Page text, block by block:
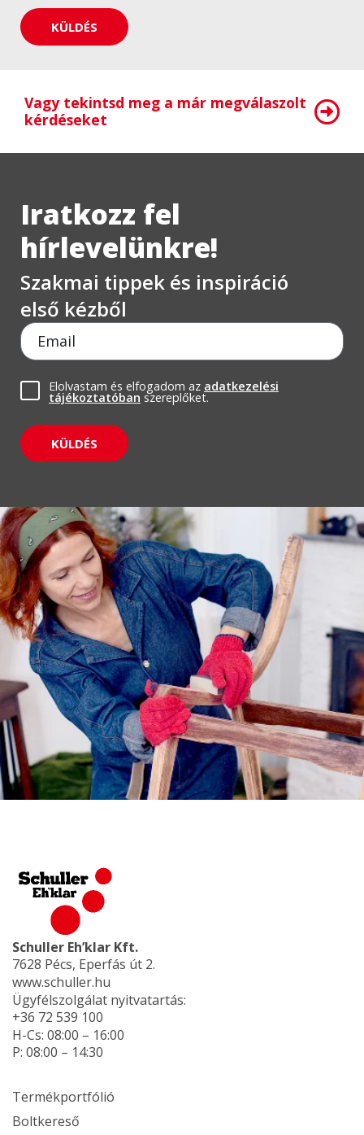
KÜLDÉS
Vagy tekintsd meg a már megválaszolt
kérdéseket
Iratkozz fel
hírlevelünkre!
Szakmai tippek és inspiráció
első kézből
Elolvastam és elfogadom az adatkezelési
tájékoztatóban szereplőket.
KÜLDÉS
Schuller Eh’klar Kft.
7628 Pécs, Eperfás út 2.
www.schuller.hu
Ügyfélszolgálat nyitvatartás:
+36 72 539 100
H-Cs: 08:00 – 16:00
P: 08:00 – 14:30
Termékportfólió
Boltkereső